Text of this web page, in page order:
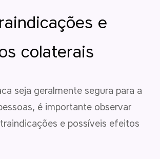
e
colaterais
seja geralmente segura para a
é importante observar
e possíveis efeitos